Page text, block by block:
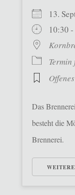
13.
10:30
Das
besteht die
Brennerei.